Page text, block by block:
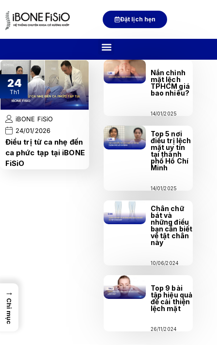
Đặt lịch hẹn
24
Th1
iBONE FiSiO
24/01/2026
Điều trị từ ca nhẹ đến
ca phức tạp tại iBONE
FiSiO
Nắn chỉnh
mặt lệch
TPHCM giá
bao nhiêu?
14/01/2025
Top 5 nơi
điều trị lệch
mặt uy tín
tại thành
phố Hồ Chí
Minh
14/01/2025
Chân chữ
bát và
những điều
bạn cần biết
về tật chân
này
10/06/2024
Top 9 bài
tập hiệu quả
để cải thiện
lệch mặt
26/11/2024
→
Chỉ mục